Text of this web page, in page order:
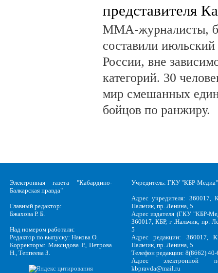
представителя
ММА-журналисты,
составили
России, вне
категорий. 30
мир смешанных
бойцов по ранжиру.
Электронная газета "Кабардино-
Балкарская правда"
Главный редактор:
Бжахова Р. Б.
Над номером работали:
Редактор по выпуску: Накова О.
Корректоры: Максидова Р., Петрова
Н., Теппеева З.
Учредитель: ГКУ "КБР-Медиа"
Адрес учредителя: 360017,
Нальчик, пр. Ленина, 5
Адрес издателя (ГКУ "КБР-
360017, КБР, г .Нальчик, пр.
5
Адрес редакции: 360017,
Нальчик, пр. Ленина, 5
Телефон редакции: 8(8662)
Адрес электронной
kbpravda@mail.ru